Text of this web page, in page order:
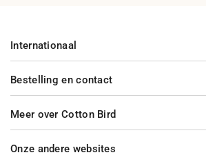
Bestelling en contact
Meer over Cotton Bird
Internationaal
Onze andere websites